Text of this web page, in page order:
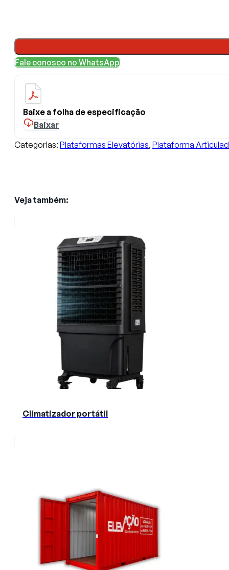
Fale conosco no WhatsApp
Baixe a folha de especificação
Baixar
Categorias: Plataformas Elevatórias, Plataforma
Veja também:
Climatizador portátil